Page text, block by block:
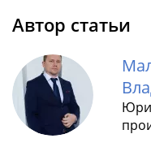
Автор статьи